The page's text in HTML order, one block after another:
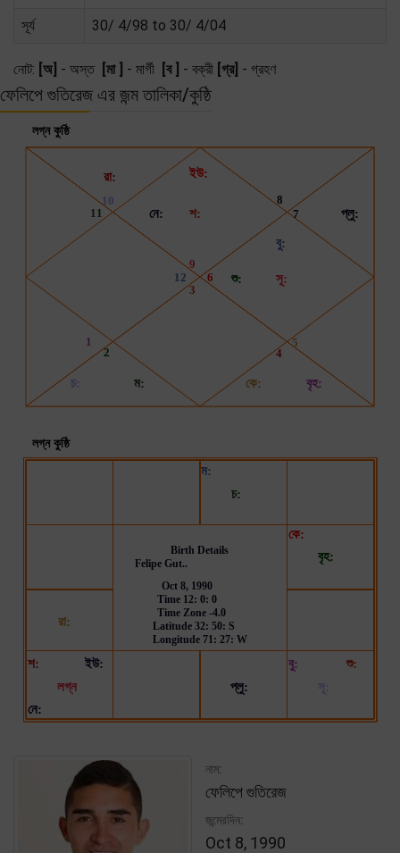
সূর্য 30/ 4/98 to 30/ 4/04
নোট: [অ] - অস্ত [মা ] - মার্গী [ব ] - বক্রী [গ্র] - গ্রহণ
ফেলিপে গুতিরেজ এর জন্ম তালিকা/কুষ্ঠি
নাম:
ফেলিপে গুতিরেজ
জন্মেরদিন:
Oct 8, 1990